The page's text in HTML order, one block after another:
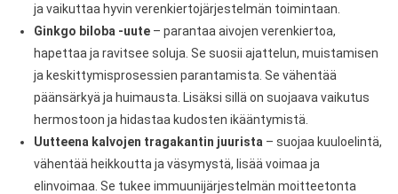
ja vaikuttaa hyvin verenkiertojärjestelmän toimintaan.
Ginkgo biloba -uute– parantaa aivojen verenkiertoa,
hapettaa ja ravitsee soluja. Se suosii ajattelun, muistamisen
ja keskittymisprosessien parantamista. Se vähentää
päänsärkyä ja huimausta. Lisäksi sillä on suojaava vaikutus
hermostoon ja hidastaa kudosten ikääntymistä.
Uutteena kalvojen tragakantin juurista – suojaa kuuloelintä,
vähentää heikkoutta ja väsymystä, lisää voimaa ja
elinvoimaa. Se tukee immuunijärjestelmän moitteetonta